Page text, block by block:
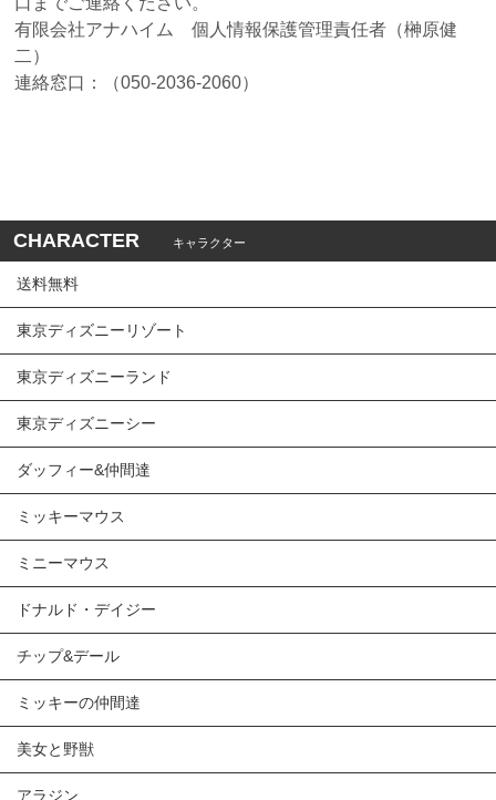
有限会社アナハイム 個人情報保護管理責任者（榊原健
二）
連絡窓口：（050-2036-2060）
CHARACTER キャラクター
送料無料
東京ディズニーリゾート
東京ディズニーランド
東京ディズニーシー
ダッフィー&仲間達
ミッキーマウス
ミニーマウス
ドナルド・デイジー
チップ&デール
ミッキーの仲間達
美女と野獣
アラジン